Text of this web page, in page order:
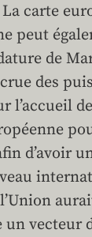
carte
peut
de
des
l’accueil
d’avoir
un vecteur